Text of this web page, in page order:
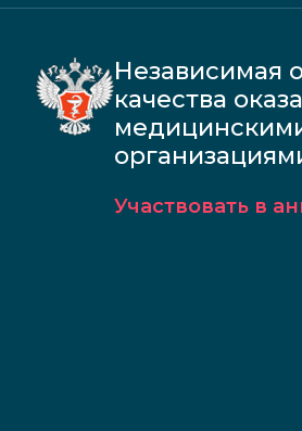
Независимая
качества
Участвовать в